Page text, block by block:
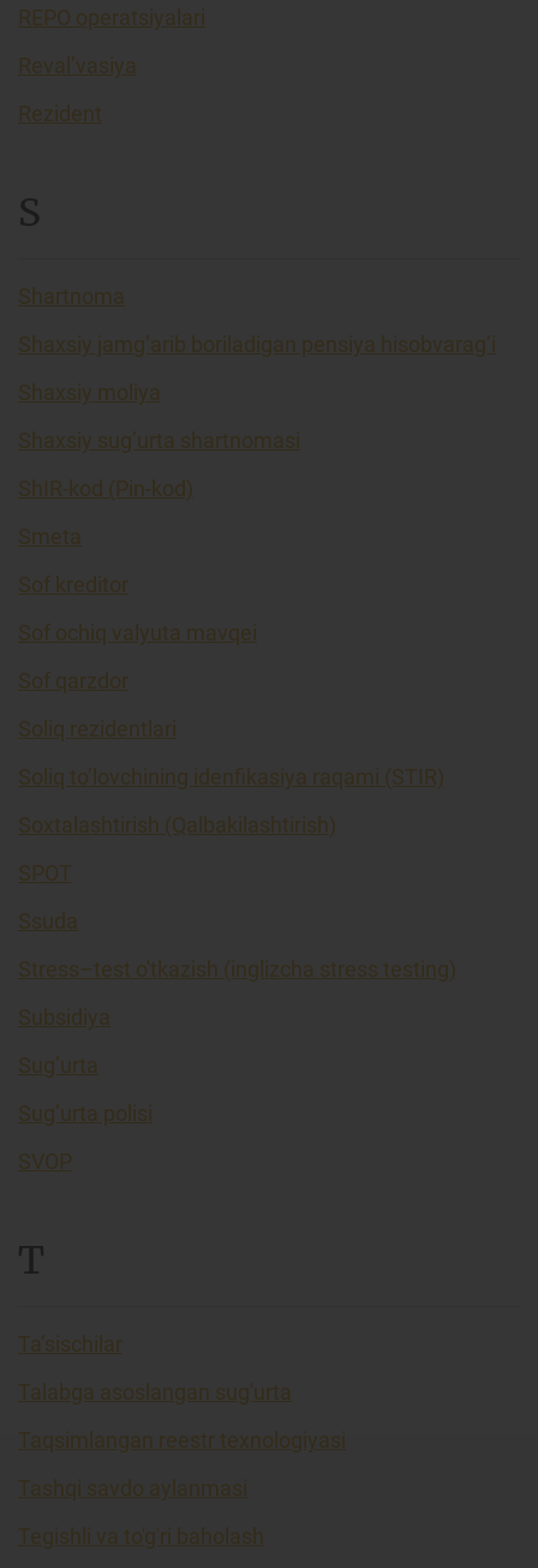
REPO operatsiyalari
Reval’vasiya
Rezident
S
Shartnoma
Shaxsiy jamg’arib boriladigan pensiya hisobvarag’i
Shaxsiy moliya
Shaxsiy sug’urta shartnomasi
ShIR-kod (Pin-kod)
Smeta
Sof kreditor
Sof ochiq valyuta mavqei
Sof qarzdor
Soliq rezidentlari
Soliq to’lovchining idenfikasiya raqami (STIR)
Soxtalashtirish (Qalbakilashtirish)
SPOT
Ssuda
Stress–test o'tkazish (inglizcha stress testing)
Subsidiya
Sug’urta
Sug’urta polisi
SVOP
T
Ta’sischilar
Talabga asoslangan sug'urta
Taqsimlangan reestr texnologiyasi
Tashqi savdo aylanmasi
Tegishli va to'g'ri baholash